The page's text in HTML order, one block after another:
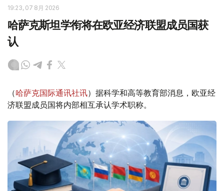
19:23, 07 8月 2026
哈萨克斯坦学衔将在欧亚经济联盟成员国获
认
（哈萨克国际通讯社讯）据科学和高等教育部消息，欧亚经
济联盟成员国将内部相互承认学术职称。